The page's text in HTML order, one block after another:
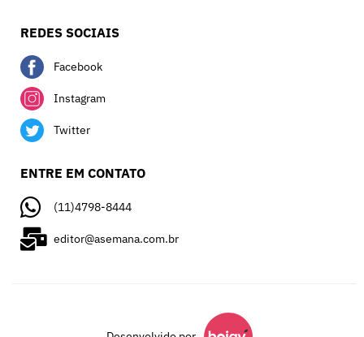
REDES SOCIAIS
Facebook
Instagram
Twitter
ENTRE EM CONTATO
(11)4798-8444
editor@asemana.com.br